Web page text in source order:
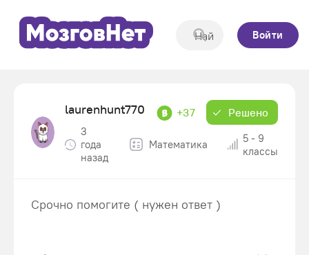
Войти
laurenhunt770 +37 Решено
3
года
назад
Математика
5 - 9
классы
Срочно помогите ( нужен ответ )